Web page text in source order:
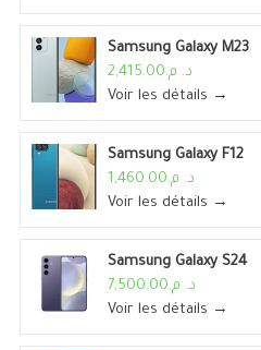
Samsung Galaxy M23
د. م.2,415.00
Voir les détails →
Samsung Galaxy F12
د. م.1,460.00
Voir les détails →
Samsung Galaxy S24
د. م.7,500.00
Voir les détails →